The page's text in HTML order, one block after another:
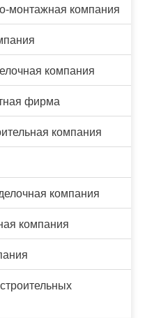
монтажная компания
компания
фирма
компания
компания
компания